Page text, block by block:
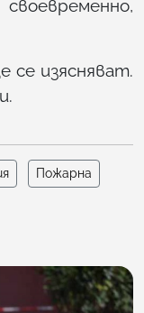
се изясняват.
Пожарна